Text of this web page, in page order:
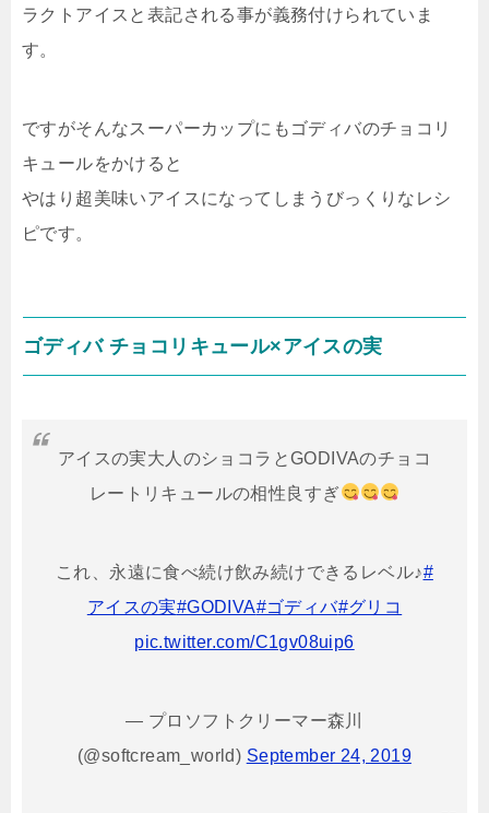
ラクトアイスと表記される事が義務付けられていま
す。
ですがそんなスーパーカップにもゴディバのチョコリ
キュールをかけると
やはり超美味いアイスになってしまうびっくりなレシ
ピです。
ゴディバ チョコリキュール×アイスの実
アイスの実大人のショコラとGODIVAのチョコ
レートリキュールの相性良すぎ
これ、永遠に食べ続け飲み続けできるレベル♪#
アイスの実#GODIVA#ゴディバ#グリコ
pic.twitter.com/C1gv08uip6
— プロソフトクリーマー森川
(@softcream_world) September 24, 2019